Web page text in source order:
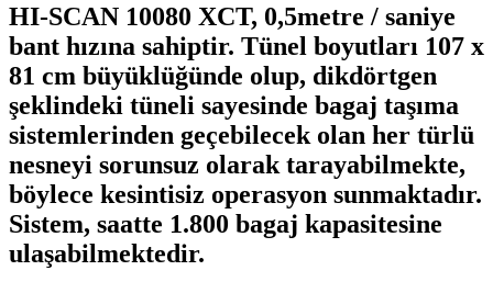
HI-SCAN 10080 XCT, 0,5metre / saniye
bant hızına sahiptir. Tünel boyutları 107 x
81 cm büyüklüğünde olup, dikdörtgen
şeklindeki tüneli sayesinde bagaj taşıma
sistemlerinden geçebilecek olan her türlü
nesneyi sorunsuz olarak tarayabilmekte,
böylece kesintisiz operasyon sunmaktadır.
Sistem, saatte 1.800 bagaj kapasitesine
ulaşabilmektedir.